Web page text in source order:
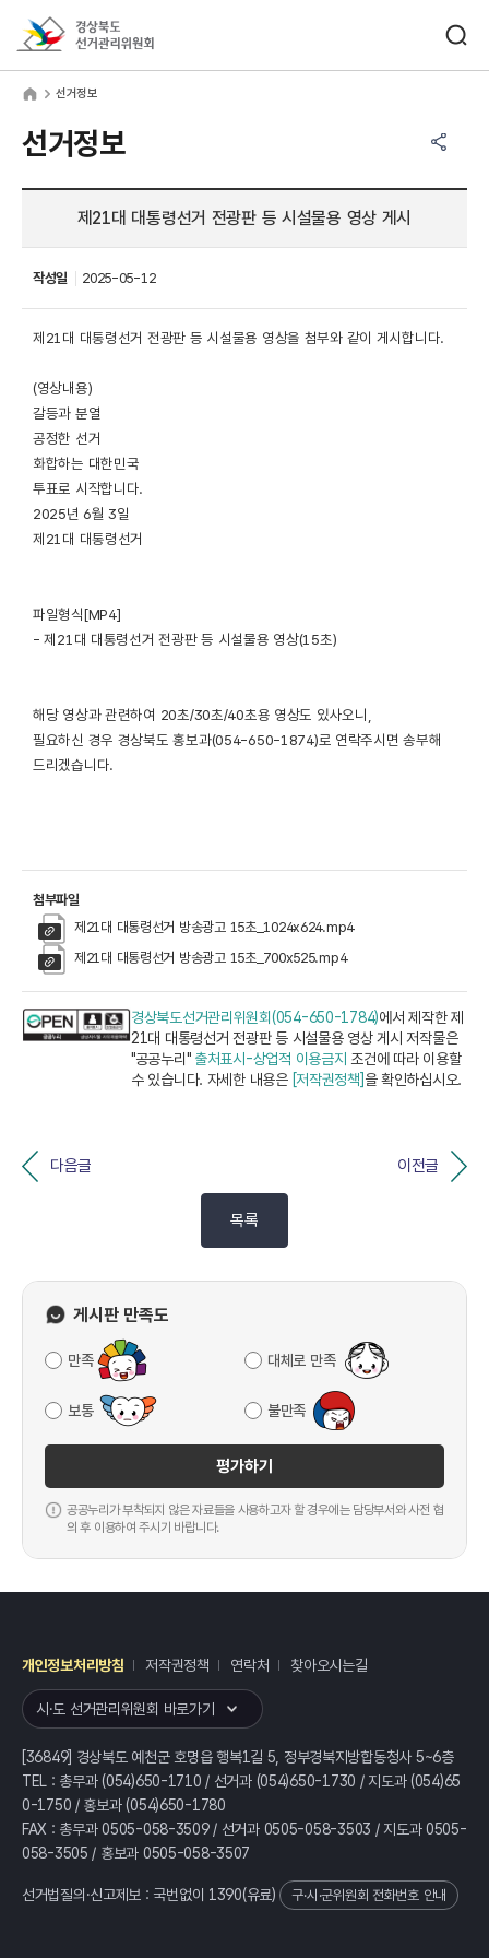
선거정보
선거정보
제21대 대통령선거 전광판 등 시설물용 영상 게시
작성일 2025-05-12
제21대 대통령선거 전광판 등 시설물용 영상을 첨부와 같이 게시합니다.
(영상내용)
갈등과 분열
공정한 선거
화합하는 대한민국
투표로 시작합니다.
2025년 6월 3일
제21대 대통령선거
파일형식[MP4]
- 제21대 대통령선거 전광판 등 시설물용 영상(15초)
해당 영상과 관련하여 20초/30초/40초용 영상도 있사오니,
필요하신 경우 경상북도 홍보과(054-650-1874)로 연락주시면 송부해
드리겠습니다.
첨부파일
제21대 대통령선거 방송광고 15초_1024x624.mp4
제21대 대통령선거 방송광고 15초_700x525.mp4
경상북도선거관리위원회(054-650-1784)에서 제작한 제
21대 대통령선거 전광판 등 시설물용 영상 게시 저작물은
"공공누리" 출처표시-상업적 이용금지 조건에 따라 이용할
수 있습니다. 자세한 내용은 [저작권정책]을 확인하십시오.
다음글 이전글
목록
게시판 만족도
만족 대체로 만족
보통 불만족
평가하기
공공누리가 부착되지 않은 자료들을 사용하고자 할 경우에는 담당부서와 사전 협
의 후 이용하여 주시기 바랍니다.
개인정보처리방침 저작권정책 연락처 찾아오시는길
시·도 선거관리위원회 바로가기
[36849] 경상북도 예천군 호명읍 행복1길 5, 정부경북지방합동청사 5~6층
TEL : 총무과 (054)650-1710 / 선거과 (054)650-1730 / 지도과 (054)65
0-1750 / 홍보과 (054)650-1780
FAX : 총무과 0505-058-3509 / 선거과 0505-058-3503 / 지도과 0505-
058-3505 / 홍보과 0505-058-3507
선거법질의·신고제보 : 국번없이 1390(유료) 구·시·군위원회 전화번호 안내